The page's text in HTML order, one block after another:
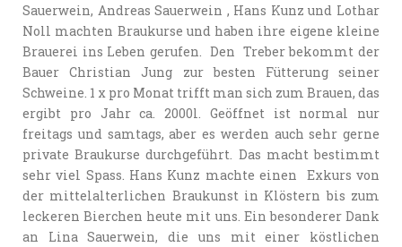
Sauerwein, Andreas Sauerwein , Hans Kunz und Lothar
Noll machten Braukurse und haben ihre eigene kleine
Brauerei ins Leben gerufen. Den Treber bekommt der
Bauer Christian Jung zur besten Fütterung seiner
Schweine. 1 x pro Monat trifft man sich zum Brauen, das
ergibt pro Jahr ca. 2000l. Geöffnet ist normal nur
freitags und samtags, aber es werden auch sehr gerne
private Braukurse durchgeführt. Das macht bestimmt
sehr viel Spass. Hans Kunz machte einen Exkurs von
der mittelalterlichen Braukunst in Klöstern bis zum
leckeren Bierchen heute mit uns. Ein besonderer Dank
an Lina Sauerwein, die uns mit einer köstlichen